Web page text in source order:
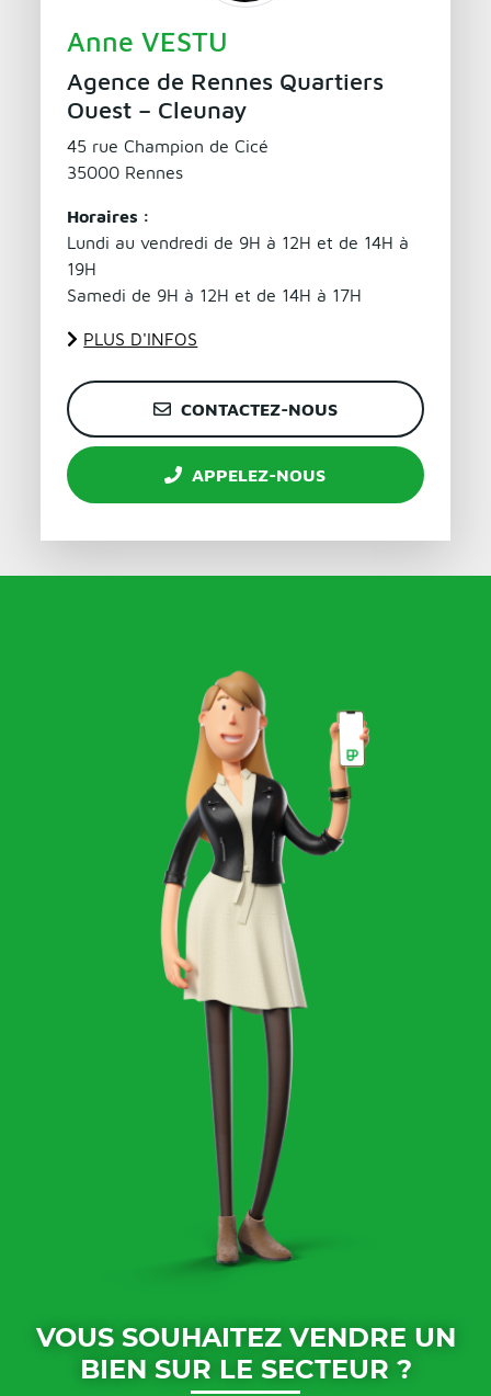
Anne VESTU
Agence de Rennes Quartiers
Ouest – Cleunay
45 rue Champion de Cicé
35000 Rennes
Horaires :
Lundi au vendredi de 9H à 12H et de 14H à
19H
Samedi de 9H à 12H et de 14H à 17H
PLUS D'INFOS
CONTACTEZ-NOUS
APPELEZ-NOUS
VOUS SOUHAITEZ VENDRE UN
BIEN SUR LE SECTEUR ?